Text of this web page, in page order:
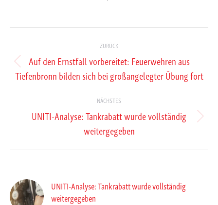
Kommentarnavigation
ZURÜCK
Vorheriger
Beitrag:
Auf den Ernstfall vorbereitet: Feuerwehren aus
Tiefenbronn bilden sich bei großangelegter Übung fort
NÄCHSTES
Nächster
Beitrag:
UNITI-Analyse: Tankrabatt wurde vollständig
weitergegeben
UNITI-Analyse: Tankrabatt wurde vollständig
weitergegeben